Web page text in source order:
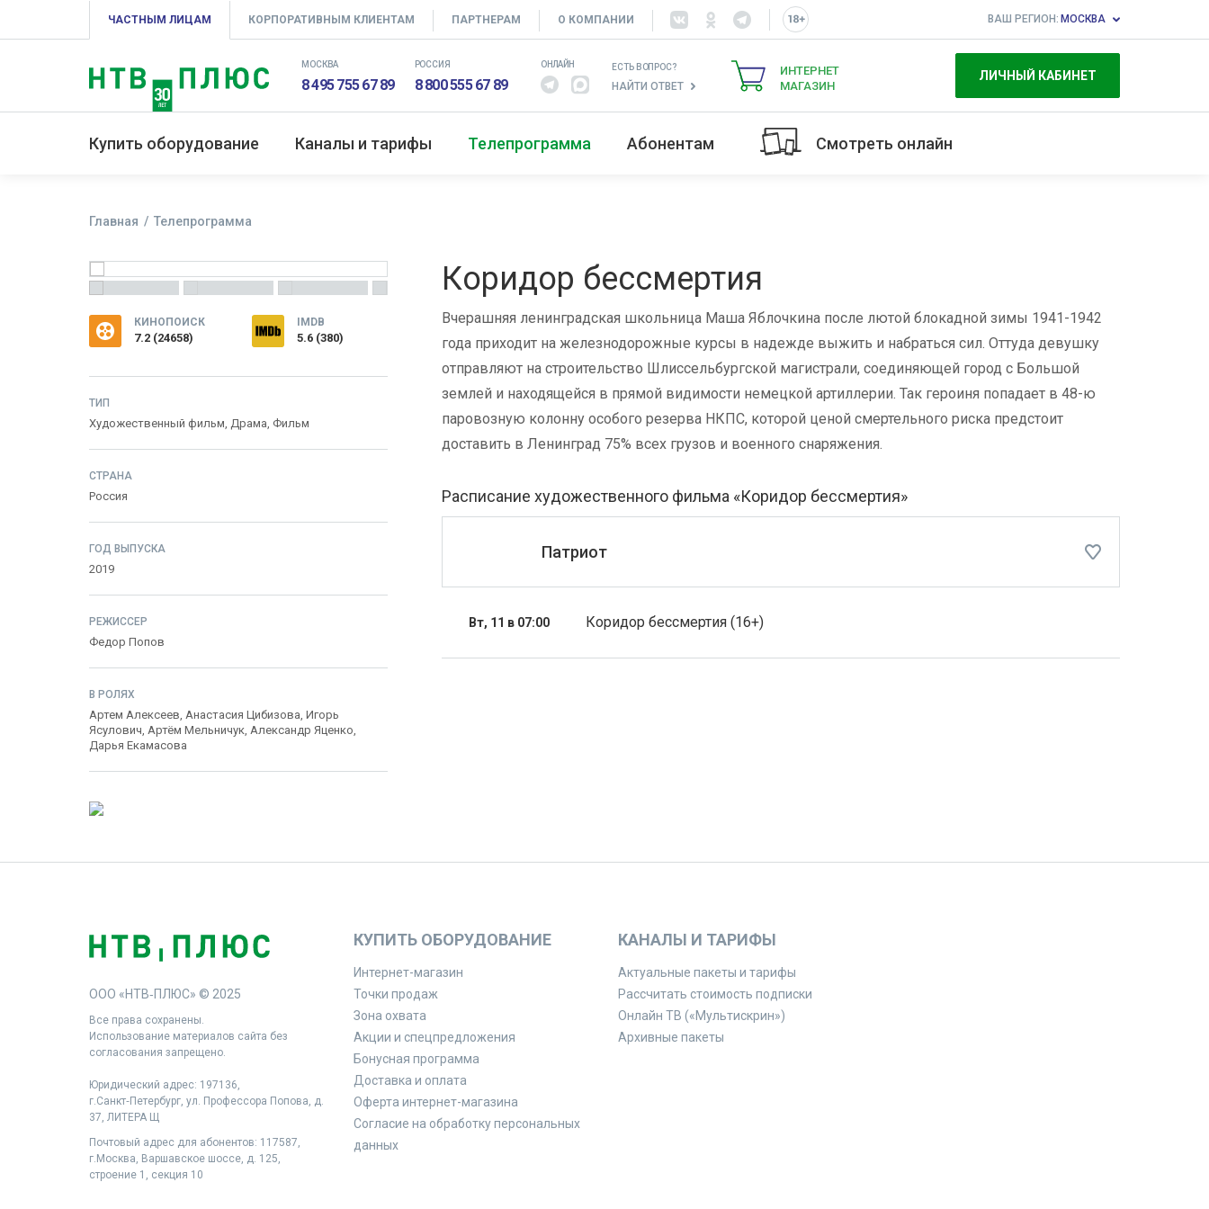
ЧАСТНЫМ ЛИЦАМ КОРПОРАТИВНЫМ КЛИЕНТАМ ПАРТНЕРАМ О КОМПАНИИ ВАШ РЕГИОН: МОСКВА
МОСКВА
8 495 755 67 89
РОССИЯ
8 800 555 67 89
ОНЛАЙН ЕСТЬ ВОПРОС?
НАЙТИ ОТВЕТ
ИНТЕРНЕТ
МАГАЗИН
ЛИЧНЫЙ КАБИНЕТ
Купить оборудование Каналы и тарифы Телепрограмма Абонентам Смотреть онлайн
Главная Телепрограмма
КИНОПОИСК
7.2 (24658)
IMDB
5.6 (380)
ТИП
Художественный фильм, Драма, Фильм
СТРАНА
Россия
ГОД ВЫПУСКА
2019
РЕЖИССЕР
Федор Попов
В РОЛЯХ
Артем Алексеев, Анастасия Цибизова, Игорь
Ясулович, Артём Мельничук, Александр Яценко,
Дарья Екамасова
Коридор бессмертия
Вчерашняя ленинградская школьница Маша Яблочкина после лютой блокадной зимы 1941-1942
года приходит на железнодорожные курсы в надежде выжить и набраться сил. Оттуда девушку
отправляют на строительство Шлиссельбургской магистрали, соединяющей город с Большой
землей и находящейся в прямой видимости немецкой артиллерии. Так героиня попадает в 48-ю
паровозную колонну особого резерва НКПС, которой ценой смертельного риска предстоит
доставить в Ленинград 75% всех грузов и военного снаряжения.
Расписание художественного фильма «Коридор бессмертия»
Патриот
Вт, 11 в 07:00 Коридор бессмертия (16+)
ООО «НТВ‑ПЛЮС» © 2025
Все права сохранены.
Использование материалов сайта без
согласования запрещено.
Юридический адрес: 197136,
г.Санкт‑Петербург, ул. Профессора Попова, д.
37, ЛИТЕРА Щ
Почтовый адрес для абонентов: 117587,
г.Москва, Варшавское шоссе, д. 125,
строение 1, секция 10
КУПИТЬ ОБОРУДОВАНИЕ
Интернет-магазин
Точки продаж
Зона охвата
Акции и спецпредложения
Бонусная программа
Доставка и оплата
Оферта интернет-магазина
Согласие на обработку персональных
данных
КАНАЛЫ И ТАРИФЫ
Актуальные пакеты и тарифы
Рассчитать стоимость подписки
Онлайн ТВ («Мультискрин»)
Архивные пакеты